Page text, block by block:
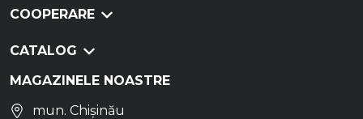
COOPERARE
CATALOG
MAGAZINELE NOASTRE
mun. Chișinău